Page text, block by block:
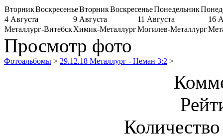
ВторникВоскресеньеВторникВоскресеньеПонедельник
4 Августа
9 Августа 11 Августа
16
Металлург-ВитебскХимик-МеталлургМогилев-Металлург
Просмотр фото
Фотоальбомы > 29.12.18 Металлург - Неман 3:2 >